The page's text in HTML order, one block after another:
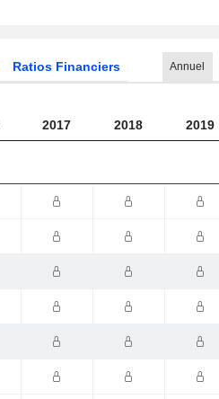
Ratios Financiers Annuel
2017 2018 2019